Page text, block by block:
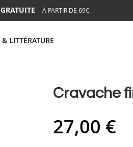
À PARTIR DE 69€.
& LITTÉRATURE
Cravache
27,00 €